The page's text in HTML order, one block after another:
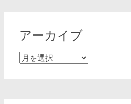
アーカイブ
ア